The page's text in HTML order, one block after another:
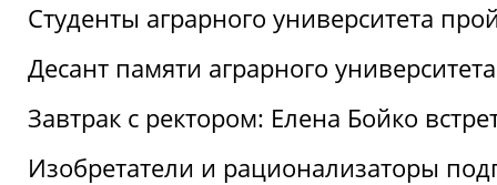
Студенты аграрного университета
Десант памяти аграрного
Завтрак с ректором: Елена Бойко
Изобретатели и рационализаторы